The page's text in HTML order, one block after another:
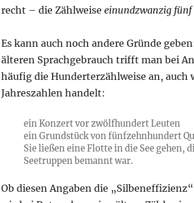
recht – die Zählweise einundzwanzig fünf
Es kann auch noch andere Gründe
älteren Sprachgebrauch trifft man bei
häufig die Hunderterzählweise an, auch
Jahreszahlen handelt:
ein Konzert vor zwölfhundert Leuten
ein Grundstück von fünfzehnhundert
Sie ließen eine Flotte in die See gehen,
Seetruppen bemannt war.
Ob diesen Angaben die